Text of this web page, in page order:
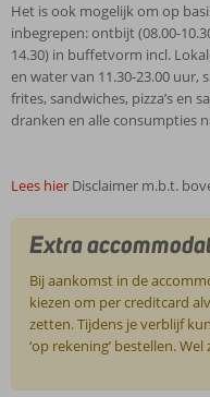
Het is ook mogelijk om op
inbegrepen: ontbijt (08.00-
14.30) in buffetvorm incl.
en water van 11.30-23.00 uur,
frites, sandwiches, pizza’s en
dranken en alle consumpties
Lees hier Disclaimer m.b.t.
Extra
Bij aankomst in de
kiezen om per creditcard
zetten. Tijdens je verblijf
‘op rekening’ bestellen.